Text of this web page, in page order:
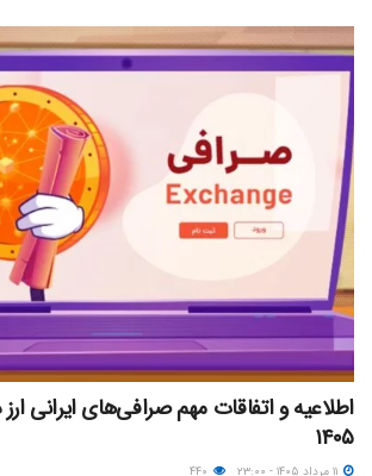
۱۴۰۵